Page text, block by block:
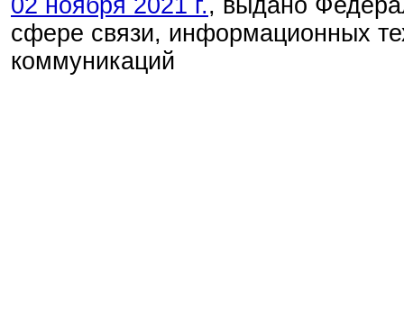
сфере связи, информационных
коммуникаций